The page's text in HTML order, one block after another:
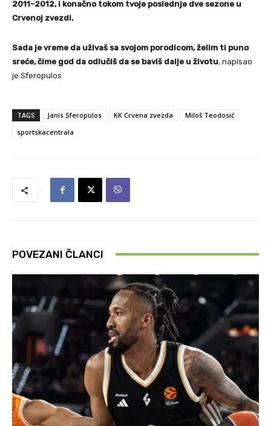
2011-2012, i konačno tokom tvoje poslednje dve sezone u
Crvenoj zvezdi.
Sada je vreme da uživaš sa svojom porodicom, želim ti puno
sreće, čime god da odlučiš da se baviš dalje u životu, napisao
je Sferopulos
TAGS Janis Sferopulos KK Crvena zvezda
Miloš Teodosić
sportskacentrala
POVEZANI ČLANCI